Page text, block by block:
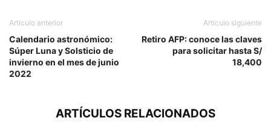
Artículo anterior
Calendario astronómico:
Súper Luna y Solsticio de
invierno en el mes de junio
2022
Artículo siguiente
Retiro AFP: conoce las claves
para solicitar hasta S/
18,400
ARTÍCULOS RELACIONADOS